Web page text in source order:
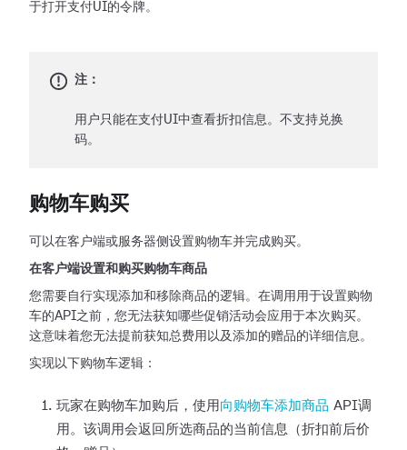
于打开支付UI的令牌。
注：
用户只能在支付UI中查看折扣信息。不支持兑换
码。
购物车购买
可以在客户端或服务器侧设置购物车并完成购买。
在客户端设置和购买购物车商品
您需要自行实现添加和移除商品的逻辑。在调用用于设置购物
车的API之前，您无法获知哪些促销活动会应用于本次购买。
这意味着您无法提前获知总费用以及添加的赠品的详细信息。
实现以下购物车逻辑：
玩家在购物车加购后，使用 向购物车添加商品 API调
用。该调用会返回所选商品的当前信息（折扣前后价